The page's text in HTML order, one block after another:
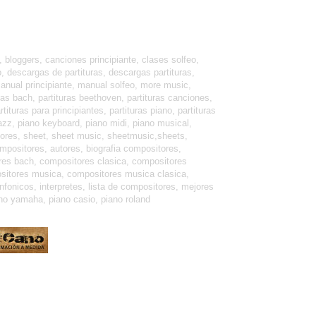
bloggers, canciones principiante, clases solfeo,
de partituras, descargas partituras,
principiante, manual solfeo, more music,
bach, partituras beethoven, partituras canciones,
para principiantes, partituras piano, partituras
piano keyboard, piano midi, piano musical,
sheet, sheet music, sheetmusic,sheets,
autores, biografia compositores,
bach, compositores clasica, compositores
musica, compositores musica clasica,
interpretes, lista de compositores, mejores
yamaha, piano casio, piano roland